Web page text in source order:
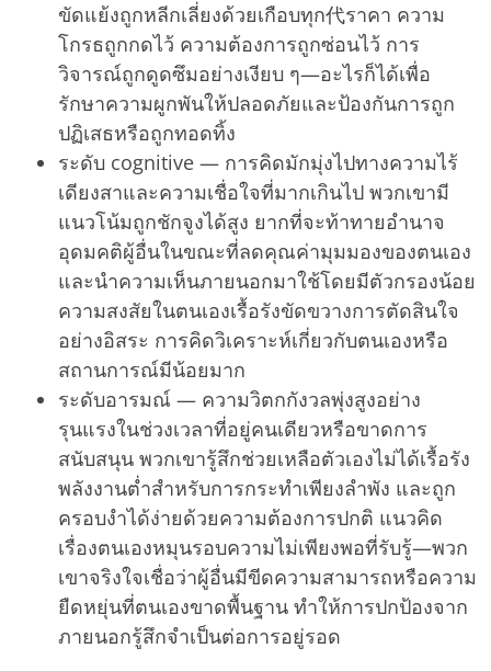
ขัดแย้งถูกหลีกเลี่ยงด้วยเกือบทุก代ราคา ความ
โกรธถูกกดไว้ ความต้องการถูกซ่อนไว้ การ
วิจารณ์ถูกดูดซึมอย่างเงียบ ๆ—อะไรก็ได้เพื่อ
รักษาความผูกพันให้ปลอดภัยและป้องกันการถูก
ปฏิเสธหรือถูกทอดทิ้ง
ระดับ cognitive — การคิดมักมุ่งไปทางความไร้
เดียงสาและความเชื่อใจที่มากเกินไป พวกเขามี
แนวโน้มถูกชักจูงได้สูง ยากที่จะท้าทายอำนาจ
อุดมคติผู้อื่นในขณะที่ลดคุณค่ามุมมองของตนเอง
และนำความเห็นภายนอกมาใช้โดยมีตัวกรองน้อย
ความสงสัยในตนเองเรื้อรังขัดขวางการตัดสินใจ
อย่างอิสระ การคิดวิเคราะห์เกี่ยวกับตนเองหรือ
สถานการณ์มีน้อยมาก
ระดับอารมณ์ — ความวิตกกังวลพุ่งสูงอย่าง
รุนแรงในช่วงเวลาที่อยู่คนเดียวหรือขาดการ
สนับสนุน พวกเขารู้สึกช่วยเหลือตัวเองไม่ได้เรื้อรัง
พลังงานต่ำสำหรับการกระทำเพียงลำพัง และถูก
ครอบงำได้ง่ายด้วยความต้องการปกติ แนวคิด
เรื่องตนเองหมุนรอบความไม่เพียงพอที่รับรู้—พวก
เขาจริงใจเชื่อว่าผู้อื่นมีขีดความสามารถหรือความ
ยืดหยุ่นที่ตนเองขาดพื้นฐาน ทำให้การปกป้องจาก
ภายนอกรู้สึกจำเป็นต่อการอยู่รอด